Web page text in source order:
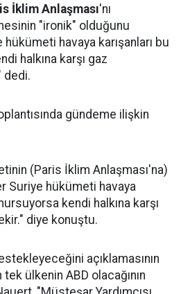
İklim Anlaşması'nı
"ironik" olduğunu
havaya karışanları bu
halkına karşı gaz
dedi.
gündeme ilişkin
(Paris İklim Anlaşması'na)
Suriye hükümeti havaya
kendi halkına karşı
diye konuştu.
açıklamasının
tek ülkenin ABD olacağının